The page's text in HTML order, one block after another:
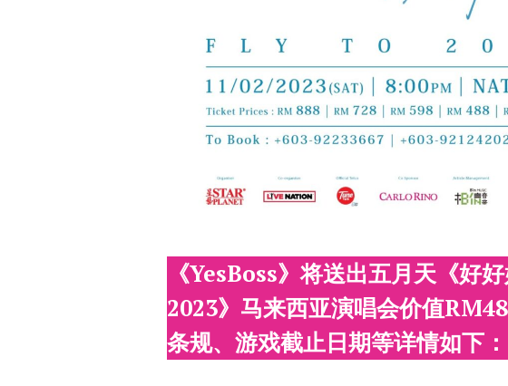
《YesBoss》将送出五月天《
2023》马来西亚演唱会价值
条规、游戏截止日期等详情如下：